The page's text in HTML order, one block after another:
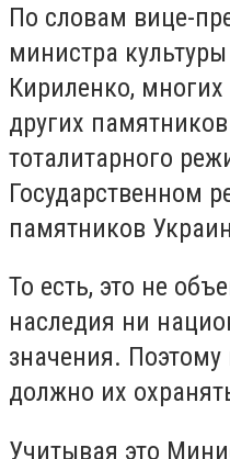
По словам вице-
министра
Кириленко,
других
тоталитарного
Государственном
памятников
То есть, это не
наследия ни
значения. Поэтому
должно их
Учитывая это